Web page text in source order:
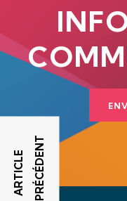
A
R
T
I
C
L
E
P
R
É
C
É
D
E
N T